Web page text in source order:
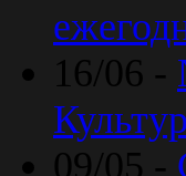
16/06 -
09/05 -